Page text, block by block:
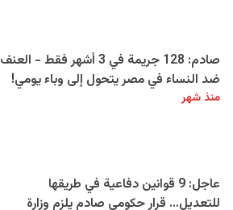
صادم: 128 جريمة في 3 أشهر فقط - العنف
ضد النساء في مصر يتحول إلى وباء يومي!
منذ شهر
عاجل: 9 قوانين دفاعية في طريقها
للتعديل… قرار حكومي صادم يلزم وزارة